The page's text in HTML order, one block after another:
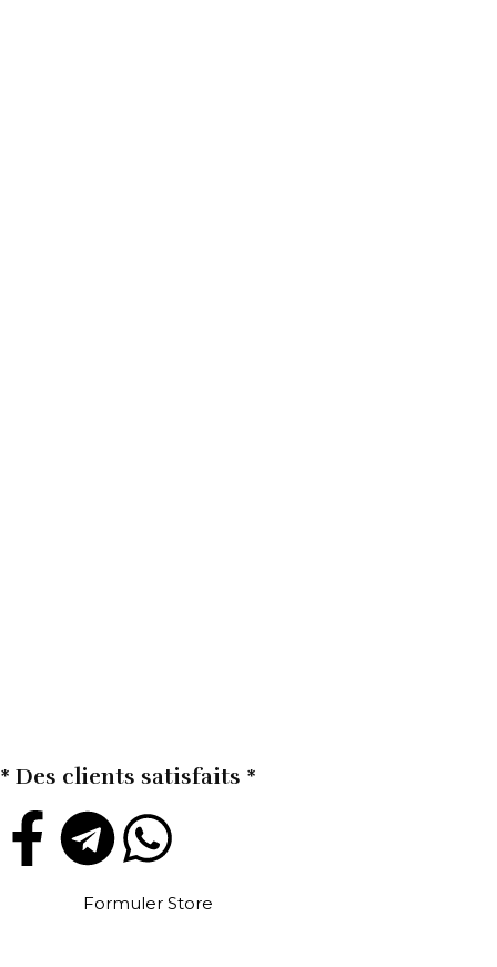
* Des clients satisfaits *
Formuler Store